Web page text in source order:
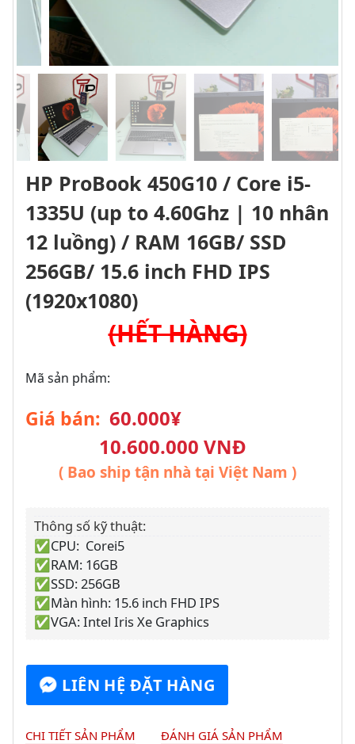
HP ProBook 450G10 / Core i5-
1335U (up to 4.60Ghz | 10 nhân
12 luồng) / RAM 16GB/ SSD
256GB/ 15.6 inch FHD IPS
(1920x1080)
(HẾT HÀNG)
Mã sản phẩm:
Giá bán: 60.000¥
10.600.000 VNĐ
( Bao ship tận nhà tại Việt Nam )
Thông số kỹ thuật:
✅CPU: Corei5
✅RAM: 16GB
✅SSD: 256GB
✅Màn hình: 15.6 inch FHD IPS
✅VGA: Intel Iris Xe Graphics
LIÊN HỆ ĐẶT HÀNG
CHI TIẾT SẢN PHẨM ĐÁNH GIÁ SẢN PHẨM